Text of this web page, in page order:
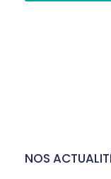
NOS